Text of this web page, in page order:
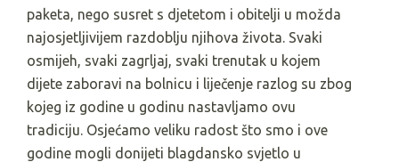
paketa, nego susret s djetetom i obitelji u možda
najosjetljivijem razdoblju njihova života. Svaki
osmijeh, svaki zagrljaj, svaki trenutak u kojem
dijete zaboravi na bolnicu i liječenje razlog su zbog
kojeg iz godine u godinu nastavljamo ovu
tradiciju. Osjećamo veliku radost što smo i ove
godine mogli donijeti blagdansko svjetlo u